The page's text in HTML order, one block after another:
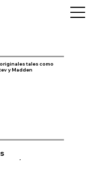
tales como
y Madden